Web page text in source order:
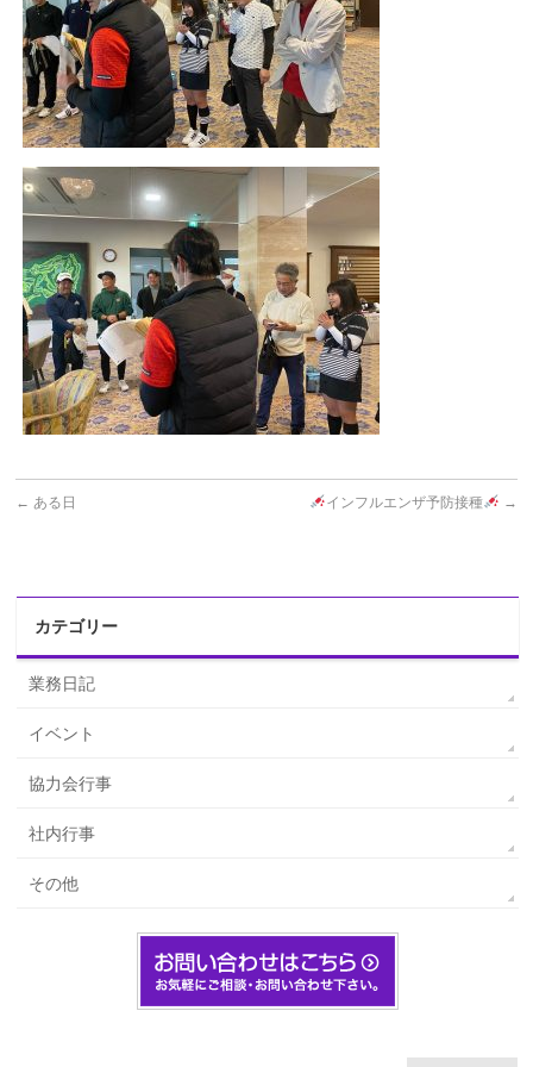
← ある日 インフルエンザ予防接種 →
カテゴリー
業務日記
イベント
協力会行事
社内行事
その他